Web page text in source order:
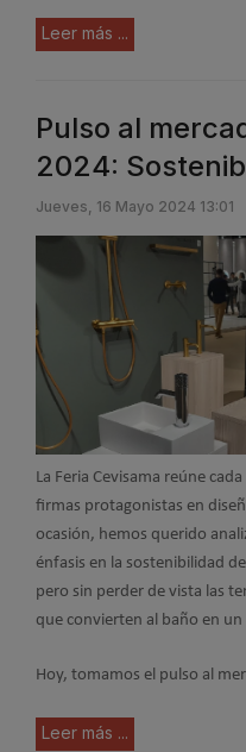
Leer más ...
Pulso al
2024:
Jueves, 16 Mayo 2024 13:01
La Feria Cevisama reúne
firmas protagonistas en
ocasión, hemos querido
énfasis en la sostenibilidad
pero sin perder de vista las
que convierten al baño en
Hoy, tomamos el pulso al
Leer más ...